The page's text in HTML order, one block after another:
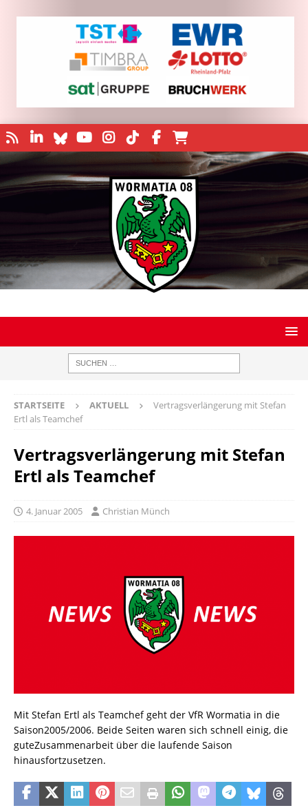
STARTSEITE AKTUELL
Vertragsverlängerung mit Stefan
Ertl als Teamchef
Vertragsverlängerung mit Stefan
Ertl als Teamchef
4. Januar 2005 Christian Münch
Mit Stefan Ertl als Teamchef geht der VfR Wormatia in die
Saison2005/2006. Beide Seiten waren sich schnell einig, die
guteZusammenarbeit über die laufende Saison
hinausfortzusetzen.